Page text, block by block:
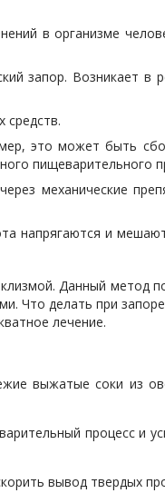
в организме
запор. Возникает в
средств.
это может быть
пищеварительного
механические
напрягаются и
Данный метод
Что делать при
лечение.
выжатые соки из
процесс и
вывод твердых